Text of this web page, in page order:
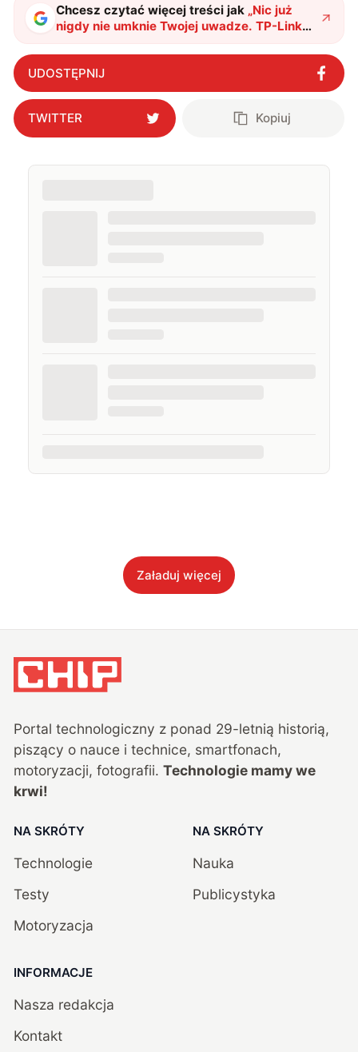
Chcesz czytać więcej treści jak „Nic już
nigdy nie umknie Twojej uwadze. TP-Link
ma nowe sprytne kamery do monitoringu"?
UDOSTĘPNIJ
TWITTER Kopiuj
Załaduj więcej
Portal technologiczny z ponad 29-letnią historią,
piszący o nauce i technice, smartfonach,
motoryzacji, fotografii. Technologie mamy we
krwi!
NA SKRÓTY
Technologie
Testy
Motoryzacja
NA SKRÓTY
Nauka
Publicystyka
INFORMACJE
Nasza redakcja
Kontakt